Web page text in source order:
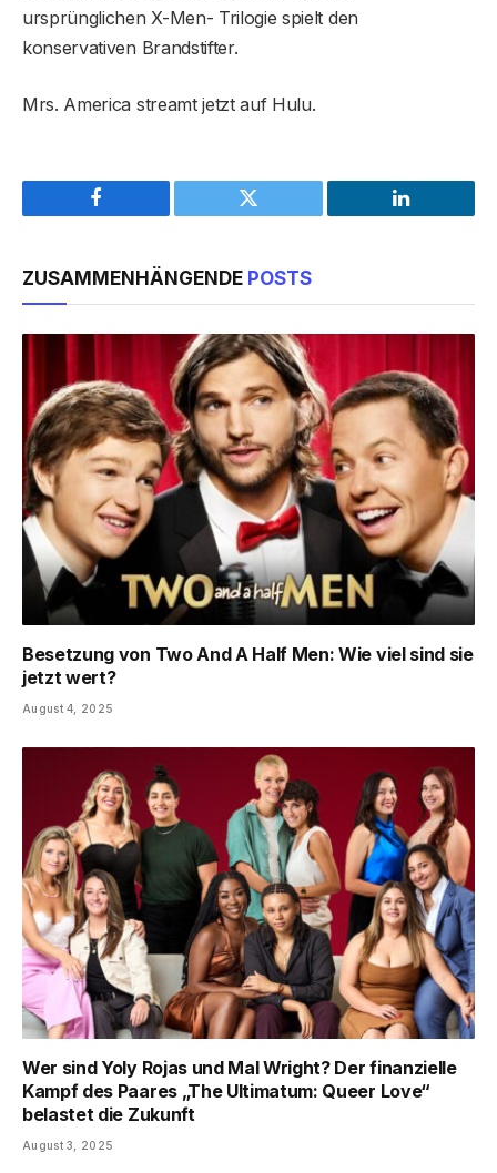
ursprünglichen X-Men- Trilogie spielt den
konservativen Brandstifter.
Mrs. America streamt jetzt auf Hulu.
Facebook Twitter LinkedIn
ZUSAMMENHÄNGENDE POSTS
Besetzung von Two And A Half Men: Wie viel sind sie
jetzt wert?
August 4, 2025
Wer sind Yoly Rojas und Mal Wright? Der finanzielle
Kampf des Paares „The Ultimatum: Queer Love“
belastet die Zukunft
August 3, 2025